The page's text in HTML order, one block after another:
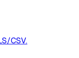
CSV.